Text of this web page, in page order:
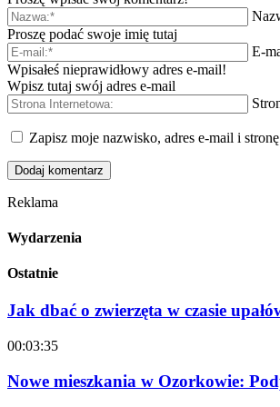
Proszę podać swoje imię tutaj
E-
Wpisałeś nieprawidłowy adres e-mail!
Wpisz tutaj swój adres e-mail
Zapisz moje nazwisko, adres e-mail i
Reklama
Wydarzenia
Ostatnie
Jak dbać o zwierzęta w czasie
00:03:35
Nowe mieszkania w Ozorkowie: